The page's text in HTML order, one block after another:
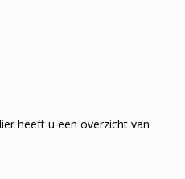
heeft u een overzicht van